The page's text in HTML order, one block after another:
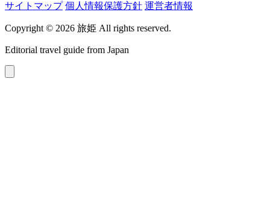
サイトマップ 個人情報保護方針 運営者情報
Copyright © 2026 旅姫 All rights reserved.
Editorial travel guide from Japan